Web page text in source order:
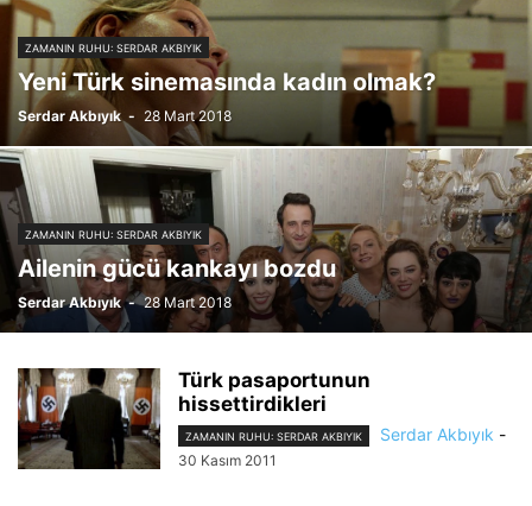
ZAMANIN RUHU: SERDAR AKBIYIK
ZAMANIN RUHU: SERDAR AKBIYIK
Yeni Türk sinemasında kadın olmak?
Serdar Akbıyık - 28 Mart 2018
ZAMANIN RUHU: SERDAR AKBIYIK
Ailenin gücü kankayı bozdu
Serdar Akbıyık - 28 Mart 2018
Türk pasaportunun
hissettirdikleri
ZAMANIN RUHU: SERDAR AKBIYIK Serdar Akbıyık -
30 Kasım 2011